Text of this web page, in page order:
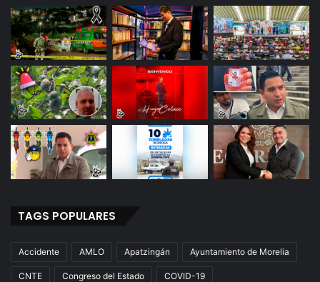
TAGS POPULARES
Accidente AMLO Apatzingán Ayuntamiento de Morelia
CNTE Congreso del Estado COVID-19